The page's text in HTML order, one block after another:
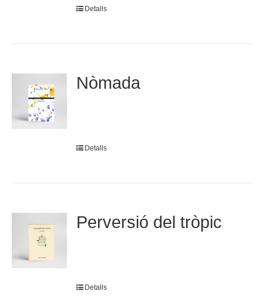
Detalls
Nòmada
Detalls
Perversió del tròpic
Detalls